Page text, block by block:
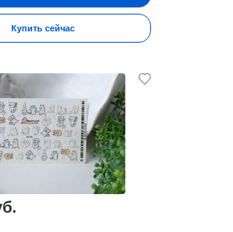
Купить сейчас